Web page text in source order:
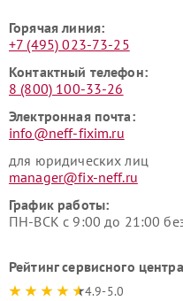
Горячая линия:
+7 (495) 023-73-25
Контактный телефон:
8 (800) 100-33-26
Электронная почта:
info@neff-fixim.ru
для юридических лиц
manager@fix-neff.ru
График работы:
ПН-ВСК с 9:00 до 21:00
Рейтинг сервисного центра
4.9-5.0